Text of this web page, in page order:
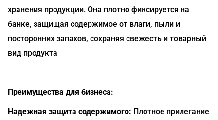
хранения продукции. Она плотно фиксируется на
банке, защищая содержимое от влаги, пыли и
посторонних запахов, сохраняя свежесть и товарный
вид продукта
Преимущества для бизнеса:
Надежная защита содержимого: Плотное прилегание